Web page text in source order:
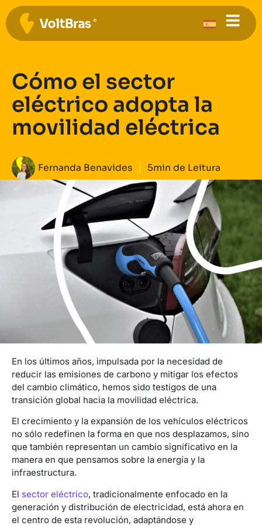
Cómo el sector
eléctrico adopta la
movilidad eléctrica
Fernanda Benavides 5min de Leitura
En los últimos años, impulsada por la necesidad de
reducir las emisiones de carbono y mitigar los efectos
del cambio climático, hemos sido testigos de una
transición global hacia la movilidad eléctrica.
El crecimiento y la expansión de los vehículos eléctricos
no sólo redefinen la forma en que nos desplazamos, sino
que también representan un cambio significativo en la
manera en que pensamos sobre la energía y la
infraestructura.
El sector eléctrico, tradicionalmente enfocado en la
generación y distribución de electricidad, está ahora en
el centro de esta revolución, adaptándose y